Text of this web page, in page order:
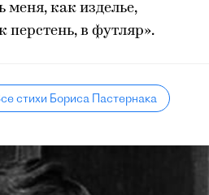
как изделье,
перстень, в футляр».
стихи Бориса Пастернака